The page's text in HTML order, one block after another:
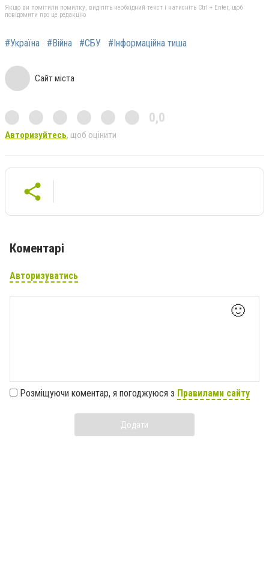
Якщо ви помітили помилку, виділіть необхідний текст і натисніть Ctrl + Enter, щоб
повідомити про це редакцію
#Україна #Війна #СБУ #Інформаційна тиша
Сайт міста
0,0
Авторизуйтесь, щоб оцінити
Коментарі
Авторизуватись
🙂
Розміщуючи коментар, я погоджуюся з Правилами сайту
Додати